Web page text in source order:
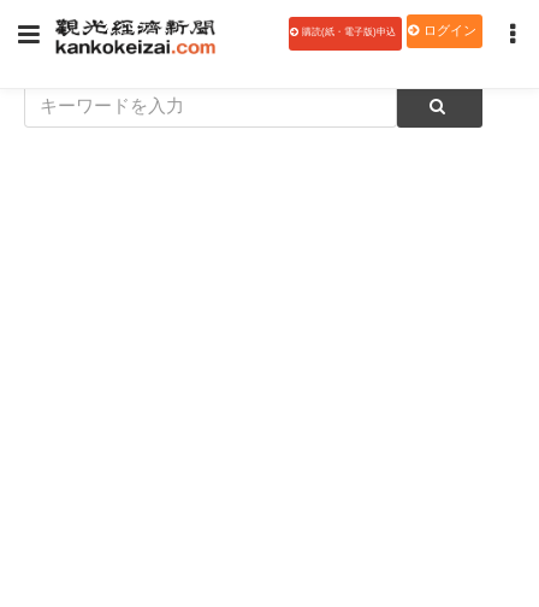
購読(紙・電子版)申込 ログイン